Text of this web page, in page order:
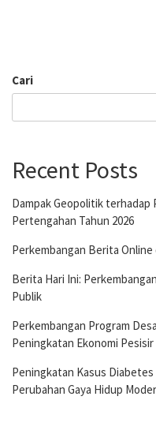
Cari
Recent Posts
Dampak Geopolitik terhadap
Pertengahan Tahun 2026
Perkembangan Berita
Berita Hari Ini:
Publik
Perkembangan Program
Peningkatan Ekonomi
Peningkatan Kasus
Perubahan Gaya Hidup